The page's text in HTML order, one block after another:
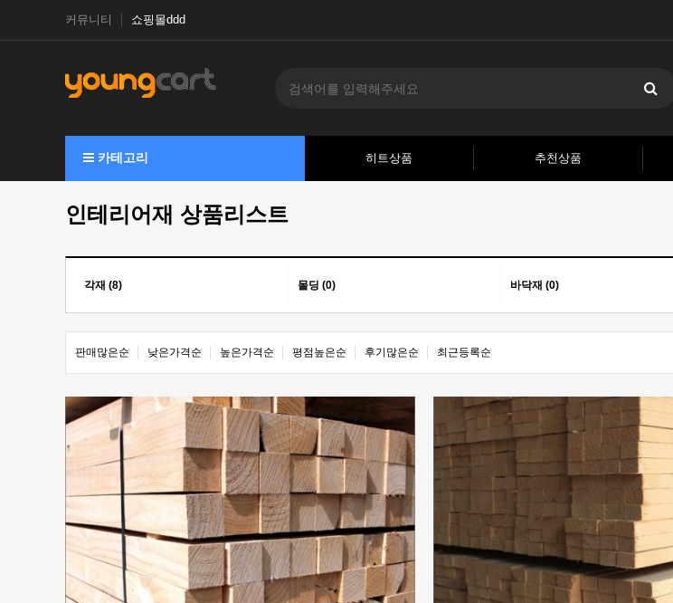
커뮤니티 쇼핑몰ddd
카테고리 히트상품 추천상품
인테리어재 상품리스트
각재 (8) 몰딩 (0) 바닥재 (0)
판매많은순 낮은가격순 높은가격순 평점높은순 후기많은순 최근등록순